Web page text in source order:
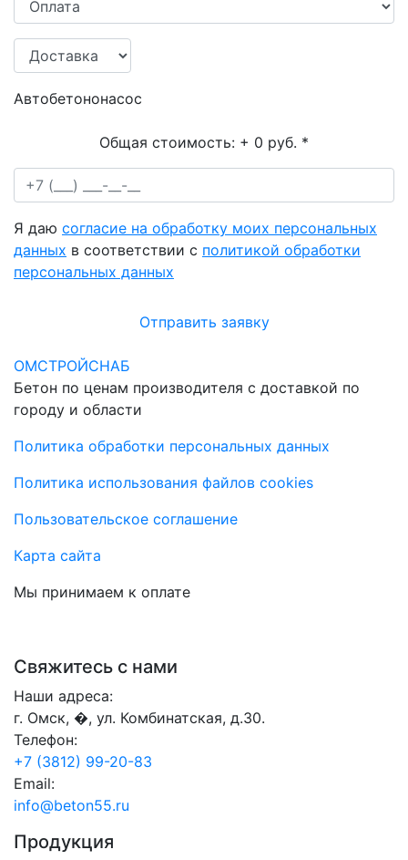
Автобетононасос
Общая стоимость: + 0 руб. *
Я даю согласие на обработку моих персональных
данных в соответствии с политикой обработки
персональных данных
Отправить заявку
ОМСТРОЙСНАБ
Бетон по ценам производителя с доставкой по
городу и области
Политика обработки персональных данных
Политика использования файлов cookies
Пользовательское соглашение
Карта сайта
Мы принимаем к оплате
Свяжитесь с нами
Наши адреса:
г. Омск, �, ул. Комбинатская, д.30.
Телефон:
+7 (3812) 99-20-83
Email:
info@beton55.ru
Продукция